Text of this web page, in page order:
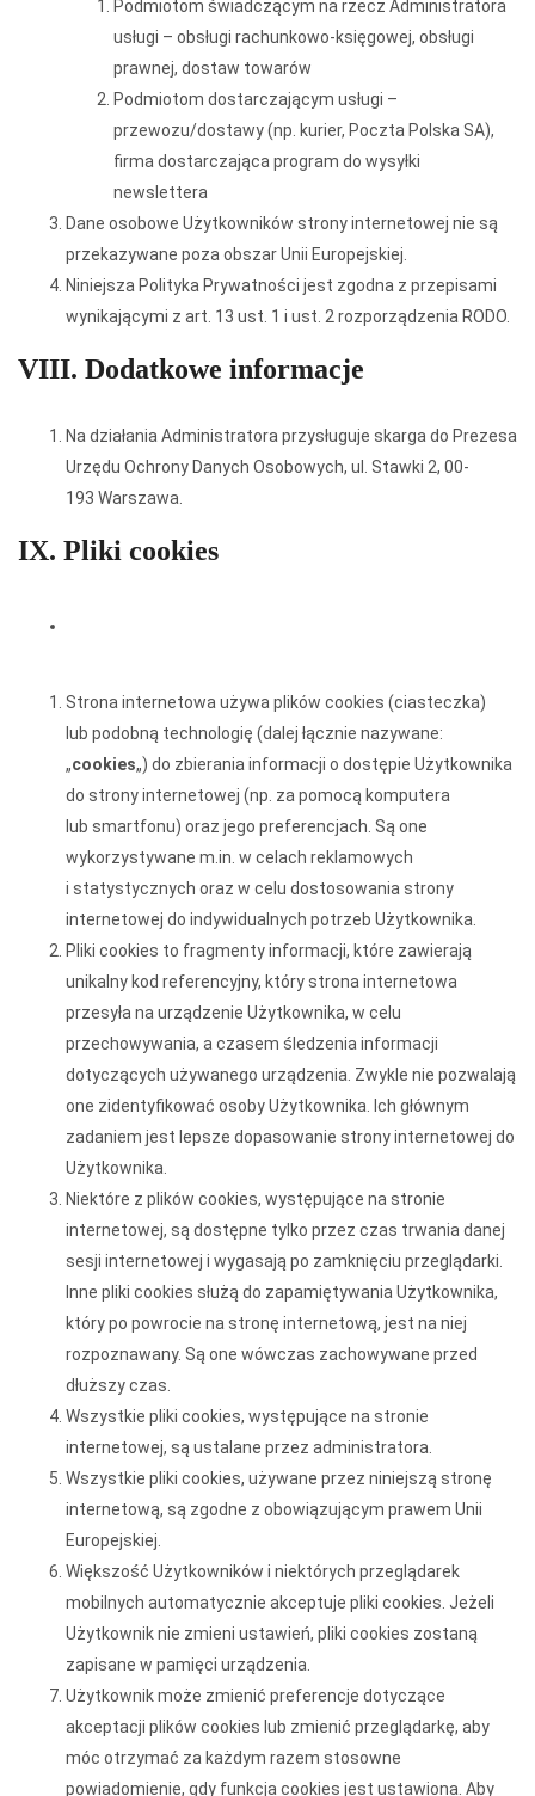
Podmiotom świadczącym na rzecz Administratora
usługi – obsługi rachunkowo-księgowej, obsługi
prawnej, dostaw towarów
Podmiotom dostarczającym usługi –
przewozu/dostawy (np. kurier, Poczta Polska SA),
firma dostarczająca program do wysyłki
newslettera
Dane osobowe Użytkowników strony internetowej nie są
przekazywane poza obszar Unii Europejskiej.
Niniejsza Polityka Prywatności jest zgodna z przepisami
wynikającymi z art. 13 ust. 1 i ust. 2 rozporządzenia RODO.
VIII. Dodatkowe informacje
Na działania Administratora przysługuje skarga do Prezesa
Urzędu Ochrony Danych Osobowych, ul. Stawki 2, 00-
193 Warszawa.
IX. Pliki cookies
Strona internetowa używa plików cookies (ciasteczka)
lub podobną technologię (dalej łącznie nazywane:
„cookies„) do zbierania informacji o dostępie Użytkownika
do strony internetowej (np. za pomocą komputera
lub smartfonu) oraz jego preferencjach. Są one
wykorzystywane m.in. w celach reklamowych
i statystycznych oraz w celu dostosowania strony
internetowej do indywidualnych potrzeb Użytkownika.
Pliki cookies to fragmenty informacji, które zawierają
unikalny kod referencyjny, który strona internetowa
przesyła na urządzenie Użytkownika, w celu
przechowywania, a czasem śledzenia informacji
dotyczących używanego urządzenia. Zwykle nie pozwalają
one zidentyfikować osoby Użytkownika. Ich głównym
zadaniem jest lepsze dopasowanie strony internetowej do
Użytkownika.
Niektóre z plików cookies, występujące na stronie
internetowej, są dostępne tylko przez czas trwania danej
sesji internetowej i wygasają po zamknięciu przeglądarki.
Inne pliki cookies służą do zapamiętywania Użytkownika,
który po powrocie na stronę internetową, jest na niej
rozpoznawany. Są one wówczas zachowywane przed
dłuższy czas.
Wszystkie pliki cookies, występujące na stronie
internetowej, są ustalane przez administratora.
Wszystkie pliki cookies, używane przez niniejszą stronę
internetową, są zgodne z obowiązującym prawem Unii
Europejskiej.
Większość Użytkowników i niektórych przeglądarek
mobilnych automatycznie akceptuje pliki cookies. Jeżeli
Użytkownik nie zmieni ustawień, pliki cookies zostaną
zapisane w pamięci urządzenia.
Użytkownik może zmienić preferencje dotyczące
akceptacji plików cookies lub zmienić przeglądarkę, aby
móc otrzymać za każdym razem stosowne
powiadomienie, gdy funkcja cookies jest ustawiona. Aby